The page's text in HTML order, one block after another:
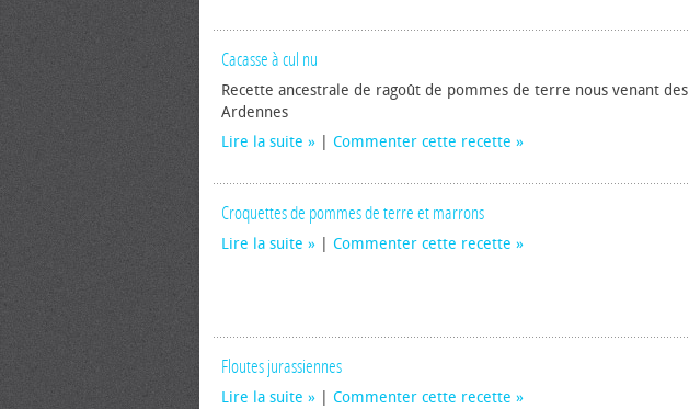
Cacasse à cul nu
Recette ancestrale de ragoût de pommes de terre nous venant des
Ardennes
Lire la suite
Commenter cette recette
Croquettes de pommes de terre et marrons
Lire la suite Commenter cette recette
Floutes jurassiennes
Lire la suite Commenter cette recette